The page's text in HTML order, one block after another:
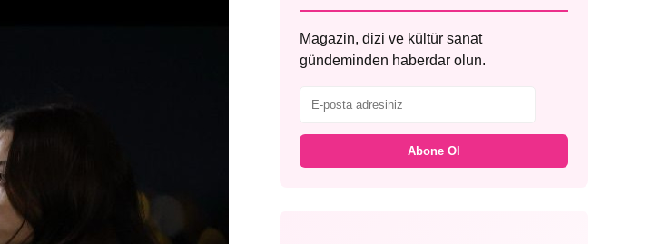
Magazin, dizi ve kültür sanat
gündeminden haberdar olun.
Abone Ol